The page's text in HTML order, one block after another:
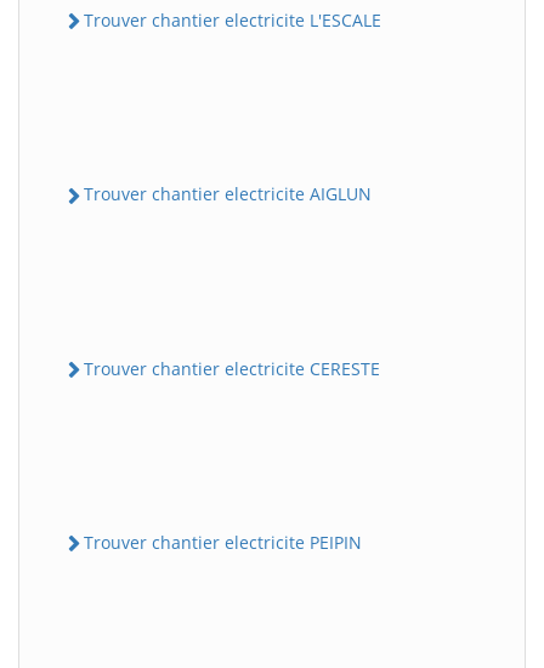
Trouver chantier electricite L'ESCALE
Trouver chantier electricite AIGLUN
Trouver chantier electricite CERESTE
Trouver chantier electricite PEIPIN